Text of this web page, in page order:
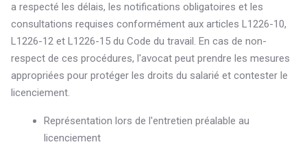
a respecté les délais, les notifications obligatoires et les
consultations requises conformément aux articles L1226-10,
L1226-12 et L1226-15 du Code du travail. En cas de non-
respect de ces procédures, l'avocat peut prendre les mesures
appropriées pour protéger les droits du salarié et contester le
licenciement.
Représentation lors de l'entretien préalable au
licenciement